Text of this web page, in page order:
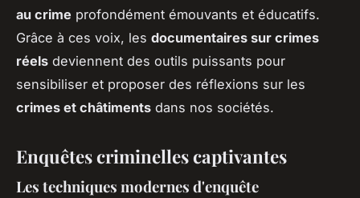
au crime profondément émouvants et éducatifs.
Grâce à ces voix, les documentaires sur crimes
réels deviennent des outils puissants pour
sensibiliser et proposer des réflexions sur les
crimes et châtiments dans nos sociétés.
Enquêtes criminelles captivantes
Les techniques modernes d'enquête